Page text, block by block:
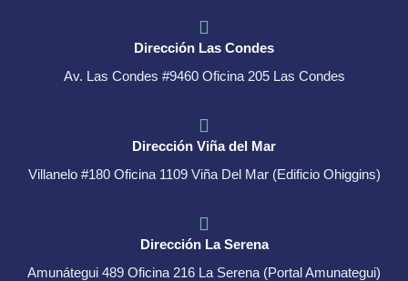
Dirección Las Condes
Av. Las Condes #9460 Oficina 205 Las Condes
Dirección Viña del Mar
Villanelo #180 Oficina 1109 Viña Del Mar (Edificio Ohiggins)
Dirección La Serena
Amunátegui 489 Oficina 216 La Serena (Portal Amunategui)